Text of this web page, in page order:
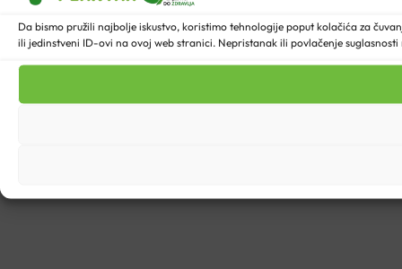
Da bismo pružili najbolje iskustvo, koristimo tehnologije poput kolačića za
ili jedinstveni ID-ovi na ovoj web stranici. Nepristanak ili povlačenje